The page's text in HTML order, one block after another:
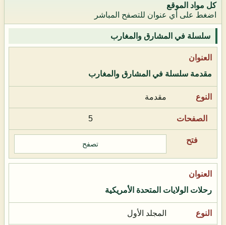
كل مواد الموقع
اضغط على أي عنوان للتصفح المباشر
سلسلة في المشارق والمغارب
مقدمة سلسلة في المشارق والمغارب
مقدمة
5
تصفح
رحلات الولايات المتحدة الأمريكية
المجلد الأول